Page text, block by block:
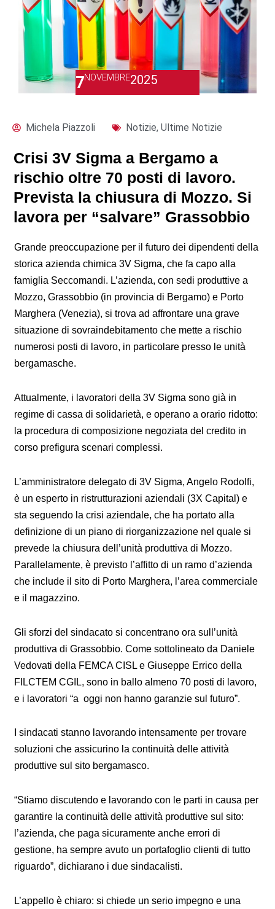
7NOVEMBRE2025
Michela Piazzoli Notizie, Ultime Notizie
Crisi 3V Sigma a Bergamo a
rischio oltre 70 posti di lavoro.
Prevista la chiusura di Mozzo. Si
lavora per “salvare” Grassobbio
Grande preoccupazione per il futuro dei dipendenti della
storica azienda chimica 3V Sigma, che fa capo alla
famiglia Seccomandi. L’azienda, con sedi produttive a
Mozzo, Grassobbio (in provincia di Bergamo) e Porto
Marghera (Venezia), si trova ad affrontare una grave
situazione di sovraindebitamento che mette a rischio
numerosi posti di lavoro, in particolare presso le unità
bergamasche.
Attualmente, i lavoratori della 3V Sigma sono già in
regime di cassa di solidarietà, e operano a orario ridotto:
la procedura di composizione negoziata del credito in
corso prefigura scenari complessi.
L’amministratore delegato di 3V Sigma, Angelo Rodolfi,
è un esperto in ristrutturazioni aziendali (3X Capital) e
sta seguendo la crisi aziendale, che ha portato alla
definizione di un piano di riorganizzazione nel quale si
prevede la chiusura dell’unità produttiva di Mozzo.
Parallelamente, è previsto l’affitto di un ramo d’azienda
che include il sito di Porto Marghera, l’area commerciale
e il magazzino.
Gli sforzi del sindacato si concentrano ora sull’unità
produttiva di Grassobbio. Come sottolineato da Daniele
Vedovati della FEMCA CISL e Giuseppe Errico della
FILCTEM CGIL, sono in ballo almeno 70 posti di lavoro,
e i lavoratori “a oggi non hanno garanzie sul futuro”.
I sindacati stanno lavorando intensamente per trovare
soluzioni che assicurino la continuità delle attività
produttive sul sito bergamasco.
“Stiamo discutendo e lavorando con le parti in causa per
garantire la continuità delle attività produttive sul sito:
l’azienda, che paga sicuramente anche errori di
gestione, ha sempre avuto un portafoglio clienti di tutto
riguardo”, dichiarano i due sindacalisti.
L’appello è chiaro: si chiede un serio impegno e una